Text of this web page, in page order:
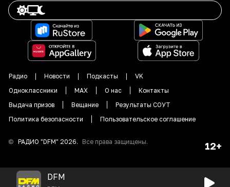
Радио Новости Подкасты
VK
Одноклассники
MAX О нас
Контакты
Выдача призов
Вещание
Результаты СОУТ
Политика безопасности
Пользовательское соглашение
© РАДИО "DFM" 2026. Все права защищены. 12+
DFM